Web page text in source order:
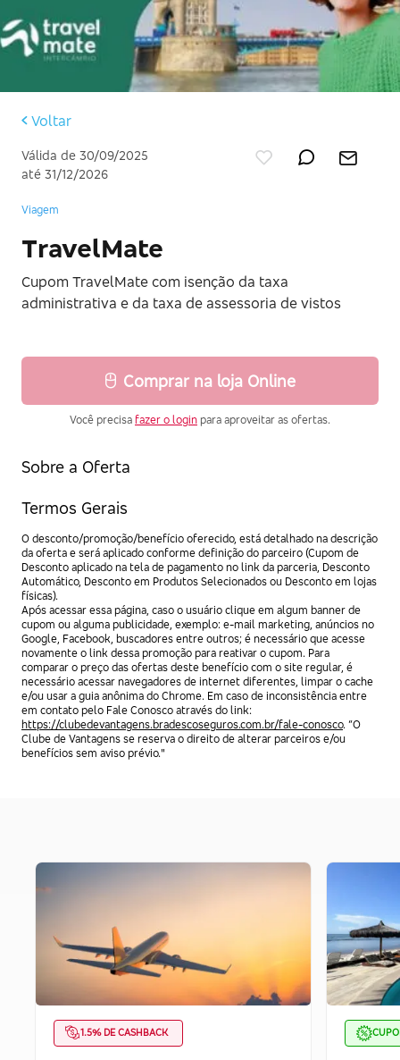
Voltar
Válida de 30/09/2025
até 31/12/2026
Viagem
TravelMate
Cupom TravelMate com isenção da taxa
administrativa e da taxa de assessoria de vistos
Comprar na loja Online
Você precisa fazer o login para aproveitar as ofertas.
Sobre a Oferta
Termos Gerais
O desconto/promoção/benefício oferecido, está detalhado na descrição
da oferta e será aplicado conforme definição do parceiro (Cupom de
Desconto aplicado na tela de pagamento no link da parceria, Desconto
Automático, Desconto em Produtos Selecionados ou Desconto em lojas
físicas).
Após acessar essa página, caso o usuário clique em algum banner de
cupom ou alguma publicidade, exemplo: e-mail marketing, anúncios no
Google, Facebook, buscadores entre outros; é necessário que acesse
novamente o link dessa promoção para reativar o cupom. Para
comparar o preço das ofertas deste benefício com o site regular, é
necessário acessar navegadores de internet diferentes, limpar o cache
e/ou usar a guia anônima do Chrome. Em caso de inconsistência entre
em contato pelo Fale Conosco através do link:
https://clubedevantagens.bradescoseguros.com.br/fale-conosco. “O
Clube de Vantagens se reserva o direito de alterar parceiros e/ou
benefícios sem aviso prévio."
1.5% DE CASHBACK